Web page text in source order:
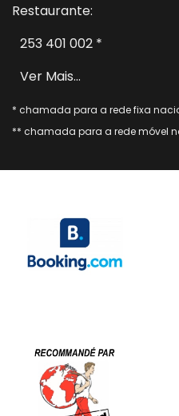
Restaurante:
253 401 002 *
Ver Mais...
* chamada para a rede fixa
** chamada para a rede móvel